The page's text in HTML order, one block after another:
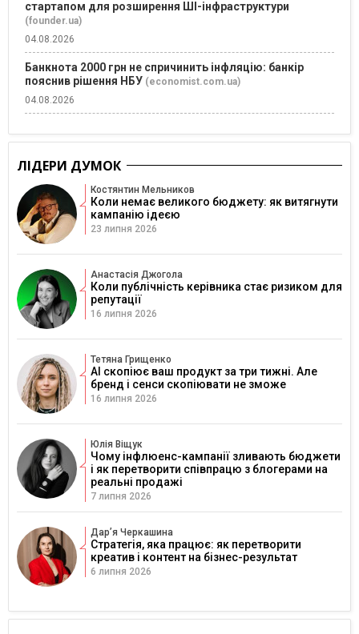
стартапом для розширення ШІ-інфраструктури
(founder.ua)
04.08.2026
Банкнота 2000 грн не спричинить інфляцію: банкір
пояснив рішення НБУ (economist.com.ua)
04.08.2026
ЛІДЕРИ ДУМОК
Костянтин Мельников
Коли немає великого бюджету: як витягнути
кампанію ідеєю
23 липня 2026
Анастасія Джогола
Коли публічність керівника стає ризиком для
репутації
16 липня 2026
Тетяна Грищенко
AI скопіює ваш продукт за три тижні. Але
бренд і сенси скопіювати не зможе
16 липня 2026
Юлія Віщук
Чому інфлюенс-кампанії зливають бюджети
і як перетворити співпрацю з блогерами на
реальні продажі
7 липня 2026
Дарʼя Черкашина
Стратегія, яка працює: як перетворити
креатив і контент на бізнес-результат
6 липня 2026